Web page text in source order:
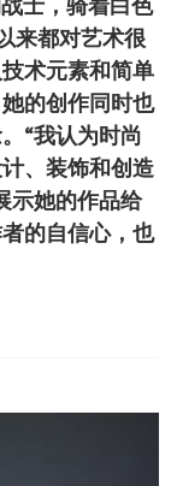
士，骑着白色
来都对艺术很
术元素和简单
的创作同时也
“我认为时尚
、装饰和创造
示她的作品给
的自信心，也